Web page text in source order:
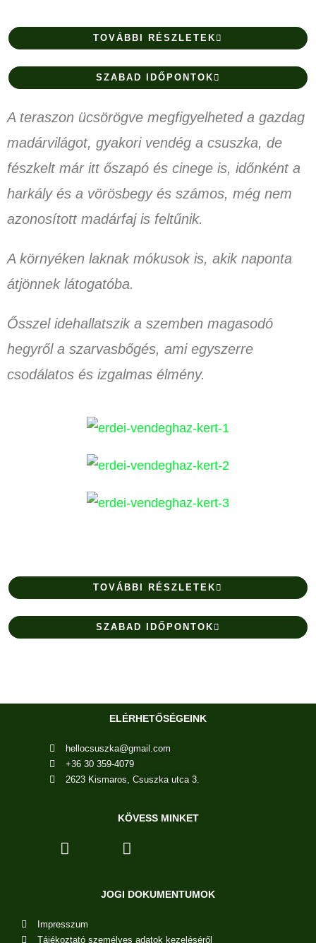
TOVÁBBI RÉSZLETEK
SZABAD IDŐPONTOK
A teraszon ücsörögve megfigyelheted a gazdag
madárvilágot, gyakori vendég a csuszka, de
fészkelt már itt őszapó és cinege is, időnként a
harkály és a vörösbegy és számos, még nem
azonosított madárfaj is feltűnik.
A környéken laknak mókusok is, akik naponta
átjönnek látogatóba.
Ősszel idehallatszik a szemben magasodó
hegyről a szarvasbőgés, ami egyszerre
csodálatos és izgalmas élmény.
TOVÁBBI RÉSZLETEK
SZABAD IDŐPONTOK
ELÉRHETŐSÉGEINK
hellocsuszka@gmail.com
+36 30 359-4079
2623 Kismaros, Csuszka utca 3.
KÖVESS MINKET
JOGI DOKUMENTUMOK
Impresszum
Tájékoztató személyes adatok kezeléséről